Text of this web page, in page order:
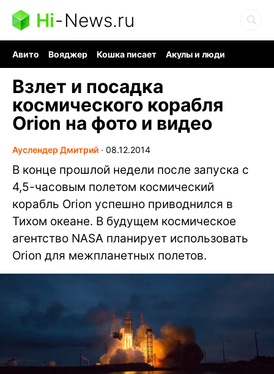
Hi-News.ru
Авито Вояджер Кошка писает
Акулы и люди
Взлет и посадка
космического корабля
Orion на фото и видео
Ауслендер Дмитрий ∙ 08.12.2014
В конце прошлой недели после запуска с
4,5-часовым полетом космический
корабль Orion успешно приводнился в
Тихом океане. В будущем космическое
агентство NASA планирует использовать
Orion для межпланетных полетов.